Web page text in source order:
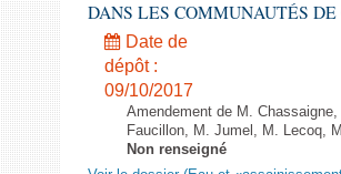
DANS LES COMMUNAUTÉS DE
Date de
dépôt :
09/10/2017
Amendement de M.
Faucillon, M. Jumel, M. Lecoq,
Non renseigné